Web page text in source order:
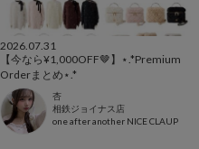
2026.07.31
【今なら¥1,000OFF︎🤎】⋆.*Premium
Orderまとめ⋆.*
杏
相鉄ジョイナス店
one after another NICE CLAUP